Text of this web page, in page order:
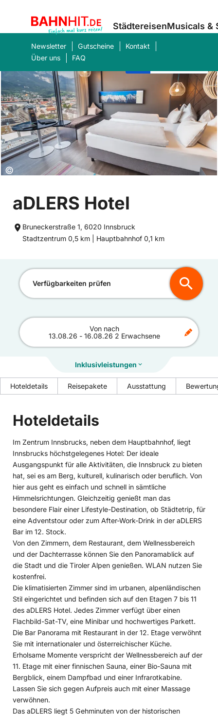
StädtereisenMusicals &
Newsletter Gutscheine
Kontakt
Über uns
FAQ
Was suchen Sie?
Weiterempfehlung:
Bewertung:
Copyright:
©
aDLERS Hotel
Bruneckerstraße 1, 6020 Innsbruck
Entfernung
Stadtzentrum 0,5 km | Entfernung
Hauptbahnhof 0,1 km
Verfügbarkeiten prüfen
Von nach
13.08.26 - 16.08.26 2 Erwachsene
Inklusivleistungen
Hoteldetails Reisepakete Ausstattung
Hoteldetails
Im Zentrum Innsbrucks, neben dem Hauptbahnhof, liegt
Innsbrucks höchstgelegenes Hotel: Der ideale
Ausgangspunkt für alle Aktivitäten, die Innsbruck zu bieten
hat, sei es am Berg, kulturell, kulinarisch oder beruflich. Von
hier aus geht es einfach und schnell in sämtliche
Himmelsrichtungen. Gleichzeitig genießt man das
besondere Flair einer Lifestyle-Destination, ob Städtetrip, für
eine Adventstour oder zum After-Work-Drink in der aDLERS
Bar im 12. Stock.
Von den Zimmern, dem Restaurant, dem Wellnessbereich
und der Dachterrasse können Sie den Panoramablick auf
die Stadt und die Tiroler Alpen genießen. WLAN nutzen Sie
kostenfrei.
Die klimatisierten Zimmer sind im urbanen, alpenländischen
Stil eingerichtet und befinden sich auf den Etagen 7 bis 11
des aDLERS Hotel. Jedes Zimmer verfügt über einen
Flachbild-Sat-TV, eine Minibar und hochwertiges Parkett.
Die Bar Panorama mit Restaurant in der 12. Etage verwöhnt
Sie mit internationaler und österreichischer Küche.
Erholsame Momente verspricht der Wellnessbereich auf der
11. Etage mit einer finnischen Sauna, einer Bio-Sauna mit
Bergblick, einem Dampfbad und einer Infrarotkabine.
Lassen Sie sich gegen Aufpreis auch mit einer Massage
verwöhnen.
Das aDLERS liegt 5 Gehminuten von der historischen